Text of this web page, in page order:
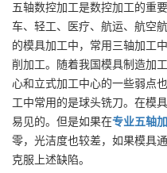
五轴数控加工是数控加工的重
车、轻工、医疗、航运、航空
的模具加工中，常用三轴加工
削加工。随着我国模具制造加
心和立式加工中心的一些弱点
工中常用的是球头铣刀。在模
易见的。但是如果在专业五轴
零，光洁度也较差，如果模具
克服上述缺陷。